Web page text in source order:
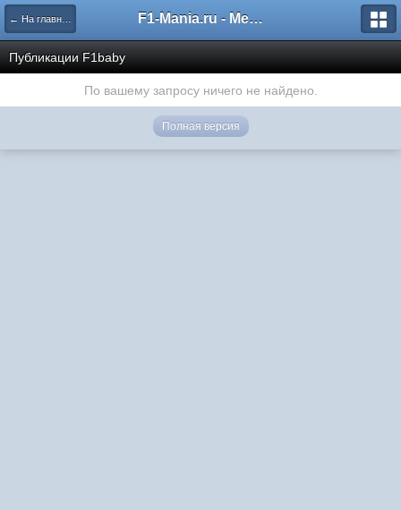
← На главную F1-Mania.ru - Международный чемпионат по симрейсингу
Публикации F1baby
По вашему запросу ничего не найдено.
Полная версия